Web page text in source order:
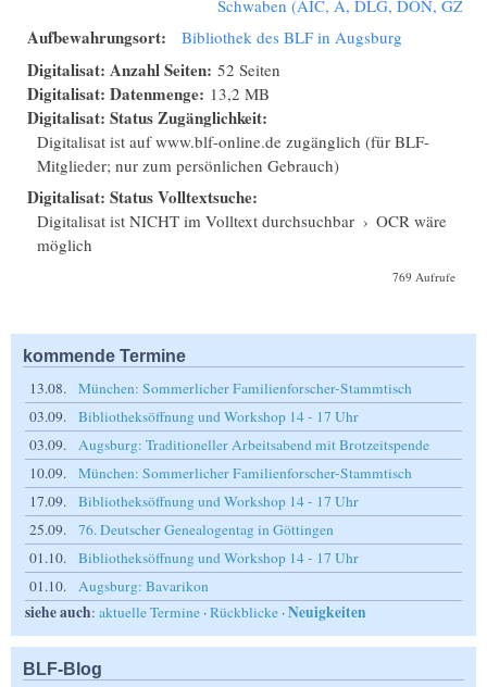
Schwaben (AIC, A, DLG, DON, GZ,
Aufbewahrungsort: Bibliothek des BLF in Augsburg
Digitalisat: Anzahl Seiten: 52 Seiten
Digitalisat: Datenmenge: 13,2 MB
Digitalisat: Status Zugänglichkeit:
Digitalisat ist auf www.blf-online.de zugänglich (für BLF-
Mitglieder; nur zum persönlichen Gebrauch)
Digitalisat: Status Volltextsuche:
Digitalisat ist NICHT im Volltext durchsuchbar › OCR wäre
möglich
769 Aufrufe
kommende Termine
13.08.
München: Sommerlicher Familienforscher-Stammtisch
03.09.
Bibliotheksöffnung und Workshop 14 - 17 Uhr
03.09.
Augsburg: Traditioneller Arbeitsabend mit Brotzeitspende
10.09.
München: Sommerlicher Familienforscher-Stammtisch
17.09.
Bibliotheksöffnung und Workshop 14 - 17 Uhr
25.09.
76. Deutscher Genealogentag in Göttingen
01.10.
Bibliotheksöffnung und Workshop 14 - 17 Uhr
01.10.
Augsburg: Bavarikon
siehe auch: aktuelle Termine ·Rückblicke ·Neuigkeiten
BLF-Blog